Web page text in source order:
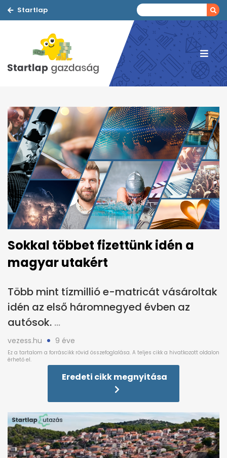
Startlap
Sokkal többet fizettünk idén a
magyar utakért
Több mint tízmillió e-matricát vásároltak
idén az első háromnegyed évben az
autósok.
vezess.hu 9 éve
Eredeti cikk megnyitása